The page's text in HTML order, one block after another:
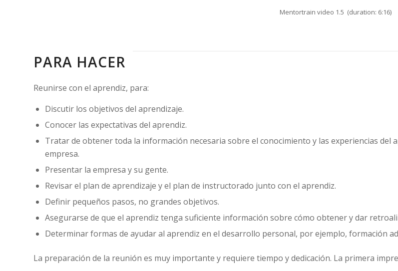
Mentortrain video 1.5 (duration: 6:16)
PARA HACER
Reunirse con el aprendiz, para:
Discutir los objetivos del aprendizaje.
Conocer las expectativas del aprendiz.
Tratar de obtener toda la información necesaria sobre el conocimiento y las experiencias
empresa.
Presentar la empresa y su gente.
Revisar el plan de aprendizaje y el plan de instructorado junto con el aprendiz.
Definir pequeños pasos, no grandes objetivos.
Asegurarse de que el aprendiz tenga suficiente información sobre cómo obtener y dar
Determinar formas de ayudar al aprendiz en el desarrollo personal, por ejemplo, formación
La preparación de la reunión es muy importante y requiere tiempo y dedicación. La primera